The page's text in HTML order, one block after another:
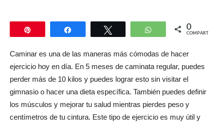
Compartir WhatsApp
0
COMPARTIR
Caminar es una de las maneras más cómodas de hacer
ejercicio hoy en día. En 5 meses de caminata regular, puedes
perder más de 10 kilos y puedes lograr esto sin visitar el
gimnasio o hacer una dieta específica. También puedes definir
los músculos y mejorar tu salud mientras pierdes peso y
centímetros de tu cintura. Este tipo de ejercicio es muy útil y